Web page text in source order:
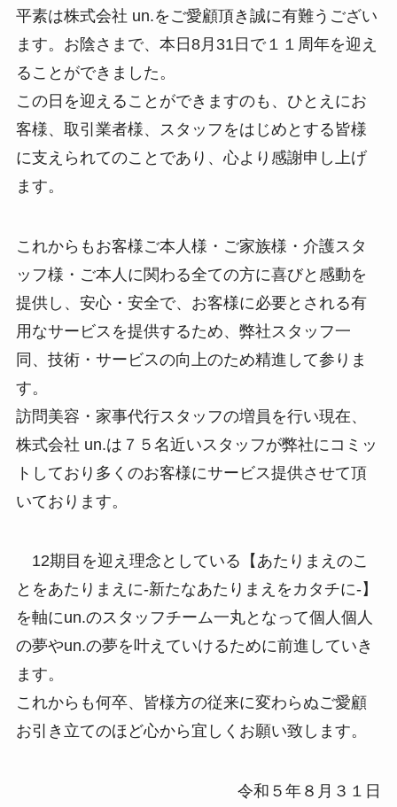
平素は株式会社 un.をご愛顧頂き誠に有難うござい
ます。お陰さまで、本日8月31日で１１周年を迎え
ることができました。
この日を迎えることができますのも、ひとえにお
客様、取引業者様、スタッフをはじめとする皆様
に支えられてのことであり、心より感謝申し上げ
ます。
これからもお客様ご本人様・ご家族様・介護スタ
ッフ様・ご本人に関わる全ての方に喜びと感動を
提供し、安心・安全で、お客様に必要とされる有
用なサービスを提供するため、弊社スタッフ一
同、技術・サービスの向上のため精進して参りま
す。
訪問美容・家事代行スタッフの増員を行い現在、
株式会社 un.は７５名近いスタッフが弊社にコミッ
トしており多くのお客様にサービス提供させて頂
いております。
12期目を迎え理念としている【あたりまえのこ
とをあたりまえに-新たなあたりまえをカタチに-】
を軸にun.のスタッフチーム一丸となって個人個人
の夢やun.の夢を叶えていけるために前進していき
ます。
これからも何卒、皆様方の従来に変わらぬご愛顧
お引き立てのほど心から宜しくお願い致します。
令和５年８月３１日